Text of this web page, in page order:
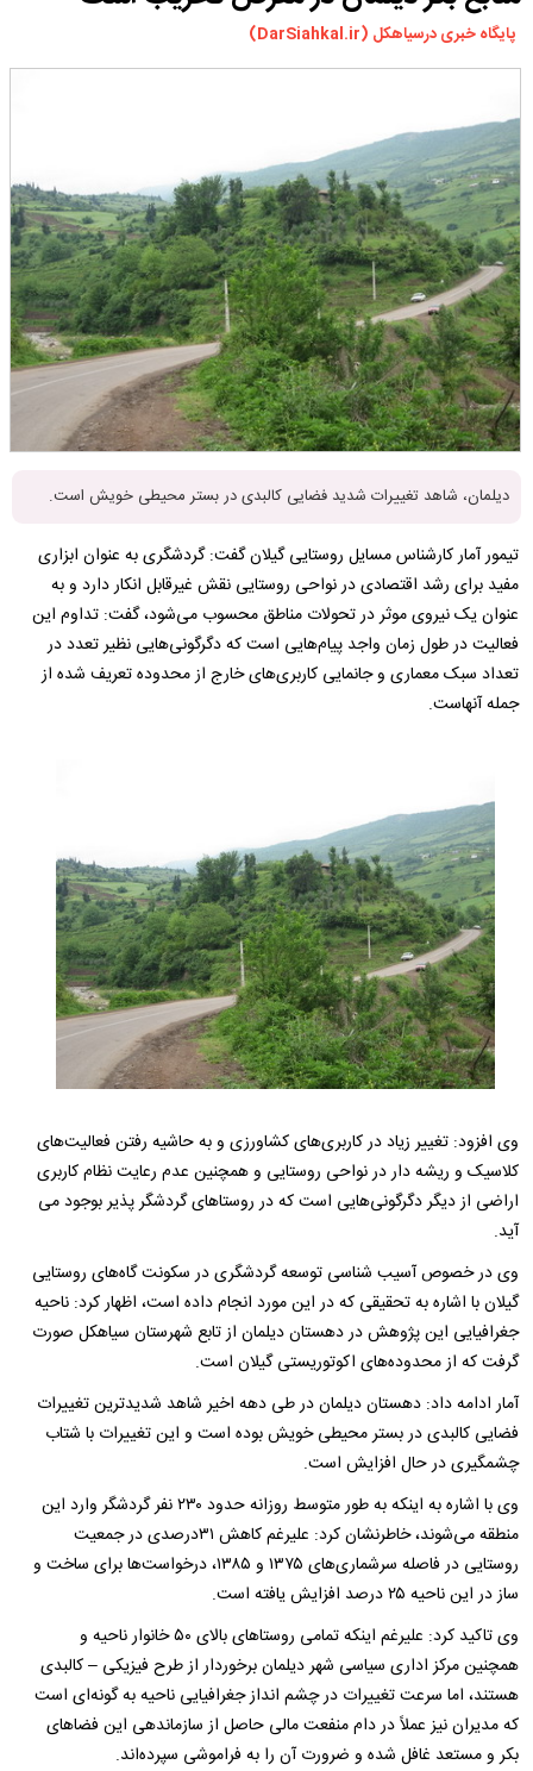
ورزشی
درباره ما
پایگاه خبری درسیاهکل (DarSiahkal.ir)
دیلمان، شاهد تغییرات شدید فضایی کالبدی در بستر محیطی خویش است.
تیمور آمار کارشناس مسایل روستایی گیلان گفت: گردشگری به عنوان ابزاری
مفید برای رشد اقتصادی در نواحی روستایی نقش غیرقابل انکار دارد و به
عنوان یک نیروی موثر در تحولات مناطق محسوب می‌شود، گفت: تداوم این
فعالیت در طول زمان واجد پیام‌هایی است که دگرگونی‌هایی نظیر تعدد در
تعداد سبک معماری و جانمایی کاربری‌های خارج از محدوده تعریف شده از
جمله آنهاست.
وی افزود: تغییر زیاد در کاربری‌های کشاورزی و به حاشیه رفتن فعالیت‌های
کلاسیک و ریشه دار در نواحی روستایی و همچنین عدم رعایت نظام کاربری
اراضی از دیگر دگرگونی‌هایی است که در روستاهای گردشگر پذیر بوجود می
آید.
وی در خصوص آسیب شناسی توسعه گردشگری در سکونت گاه‌های روستایی
گیلان با اشاره به تحقیقی که در این مورد انجام داده است، اظهار کرد: ناحیه
جغرافیایی این پژوهش در دهستان دیلمان از تابع شهرستان سیاهکل صورت
گرفت که از محدوده‌های اکوتوریستی گیلان است.
آمار ادامه داد: دهستان دیلمان در طی دهه اخیر شاهد شدیدترین تغییرات
فضایی کالبدی در بستر محیطی خویش بوده است و این تغییرات با شتاب
چشمگیری در حال افزایش است.
وی با اشاره به اینکه به طور متوسط روزانه حدود ۲۳۰ نفر گردشگر وارد این
منطقه می‌شوند، خاطرنشان کرد: علیرغم کاهش ۳۱درصدی در جمعیت
روستایی در فاصله سرشماری‌های ۱۳۷۵ و ۱۳۸۵، درخواست‌ها برای ساخت و
ساز در این ناحیه ۲۵ درصد افزایش یافته است.
وی تاکید کرد: علیرغم اینکه تمامی روستاهای بالای ۵۰ خانوار ناحیه و
همچنین مرکز اداری سیاسی شهر دیلمان برخوردار از طرح فیزیکی – کالبدی
هستند، اما سرعت تغییرات در چشم انداز جغرافیایی ناحیه به گونه‌ای است
که مدیران نیز عملاً در دام منفعت مالی حاصل از سازماندهی این فضاهای
بکر و مستعد غافل شده و ضرورت آن را به فراموشی سپرده‌اند.